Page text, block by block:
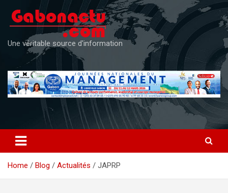
content
Une véritable source d'information
Home Blog Actualités JAPRP